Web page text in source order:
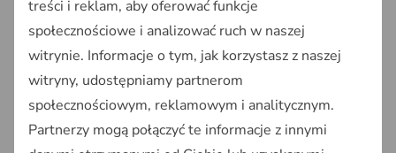
treści i reklam, aby oferować funkcje
społecznościowe i analizować ruch w naszej
witrynie. Informacje o tym, jak korzystasz z naszej
witryny, udostępniamy partnerom
społecznościowym, reklamowym i analitycznym.
Partnerzy mogą połączyć te informacje z innymi